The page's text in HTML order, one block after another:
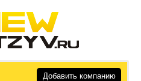
Добавить компанию